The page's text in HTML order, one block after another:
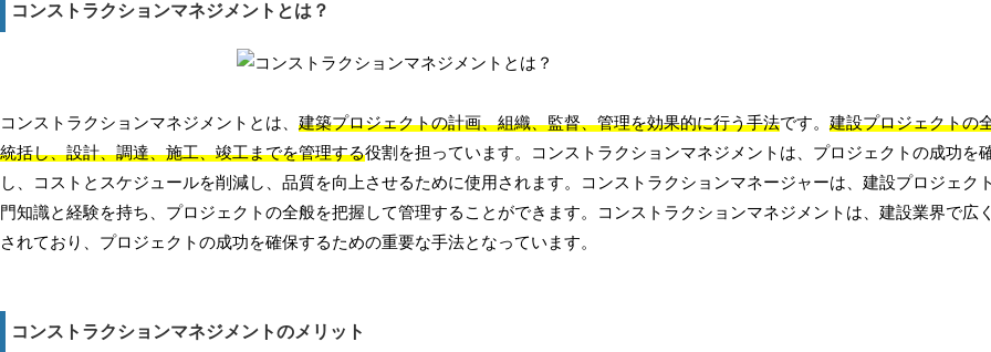
コンストラクションマネジメントとは？
コンストラクションマネジメントとは、 建築プロジェクトの計画、組織、監督、管理を効果的に行う手法です。 建設プロジェクトの
統括し、設計、調達、施工、竣工までを管理する役割を担っています。コンストラクションマネジメントは、プロジェクトの成功を
し、コストとスケジュールを削減し、品質を向上させるために使用されます。コンストラクションマネージャーは、建設プロジェク
門知識と経験を持ち、プロジェクトの全般を把握して管理することができます。コンストラクションマネジメントは、建設業界で広
されており、プロジェクトの成功を確保するための重要な手法となっています。
コンストラクションマネジメントのメリット